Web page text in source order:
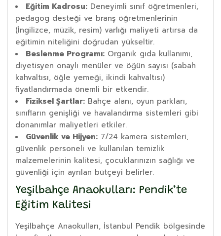
Eğitim Kadrosu: Deneyimli sınıf öğretmenleri,
pedagog desteği ve branş öğretmenlerinin
(İngilizce, müzik, resim) varlığı maliyeti artırsa da
eğitimin niteliğini doğrudan yükseltir.
Beslenme Programı: Organik gıda kullanımı,
diyetisyen onaylı menüler ve öğün sayısı (sabah
kahvaltısı, öğle yemeği, ikindi kahvaltısı)
fiyatlandırmada önemli bir etkendir.
Fiziksel Şartlar: Bahçe alanı, oyun parkları,
sınıfların genişliği ve havalandırma sistemleri gibi
donanımlar maliyetleri etkiler.
Güvenlik ve Hijyen: 7/24 kamera sistemleri,
güvenlik personeli ve kullanılan temizlik
malzemelerinin kalitesi, çocuklarınızın sağlığı ve
güvenliği için ayrılan bütçeyi belirler.
Yeşilbahçe Anaokulları: Pendik’te
Eğitim Kalitesi
Yeşilbahçe Anaokulları, İstanbul Pendik bölgesinde